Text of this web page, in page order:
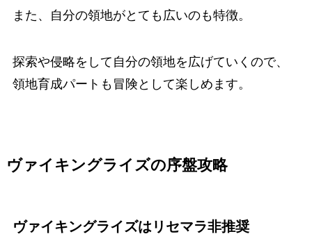
また、自分の領地がとても広いのも特徴。
探索や侵略をして自分の領地を広げていくので、
領地育成パートも冒険として楽しめます。
ヴァイキングライズの序盤攻略
ヴァイキングライズはリセマラ非推奨